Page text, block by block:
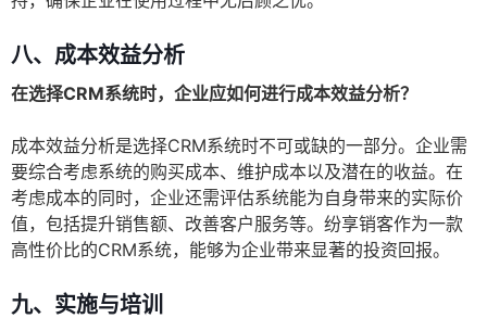
八、成本效益分析
在选择CRM系统时，企业应如何进行成本效益分析？
成本效益分析是选择CRM系统时不可或缺的一部分。企业需
要综合考虑系统的购买成本、维护成本以及潜在的收益。在
考虑成本的同时，企业还需评估系统能为自身带来的实际价
值，包括提升销售额、改善客户服务等。纷享销客作为一款
高性价比的CRM系统，能够为企业带来显著的投资回报。
九、实施与培训